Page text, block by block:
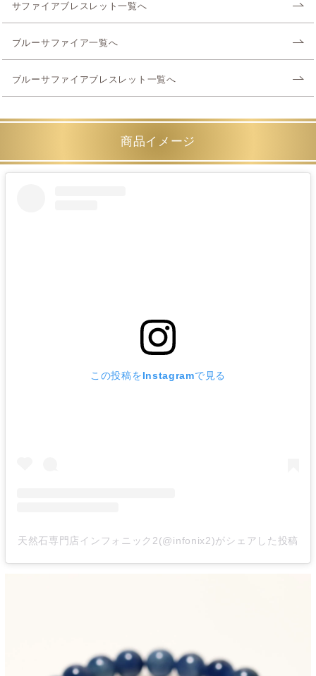
サファイアブレスレット一覧へ
ブルーサファイア一覧へ
ブルーサファイアブレスレット一覧へ
商品イメージ
この投稿をInstagramで見る
天然石専門店インフォニック2(@infonix2)がシェアした投稿